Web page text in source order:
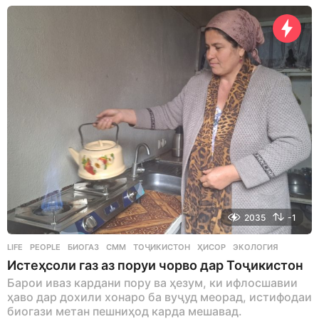
2035 -1
LIFE ,PEOPLE БИОГАЗ ,СММ ,ТОҶИКИСТОН ,ҲИСОР ,ЭКОЛОГИЯ
Истеҳсоли газ аз поруи чорво дар Тоҷикистон
Барои иваз кардани пору ва ҳезум, ки ифлосшавии
ҳаво дар дохили хонаро ба вуҷуд меорад, истифодаи
биогази метан пешниҳод карда мешавад.